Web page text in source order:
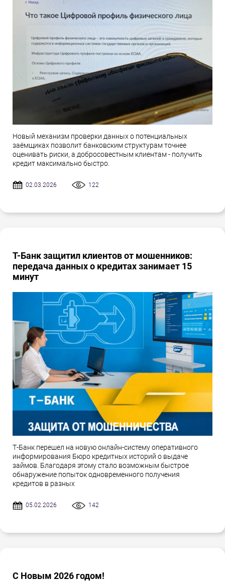
Новый механизм проверки данных о потенциальных
заёмщиках позволит банковским структурам точнее
оценивать риски, а добросовестным клиентам - получить
кредит максимально быстро.
02.03.2026 122
Т-Банк защитил клиентов от мошенников:
передача данных о кредитах занимает 15
минут
Т-Банк перешел на новую онлайн-систему оперативного
информирования Бюро кредитных историй о выдаче
займов. Благодаря этому стало возможным быстрое
обнаружение попыток одновременного получения
кредитов в разных
05.02.2026 142
С Новым 2026 годом!